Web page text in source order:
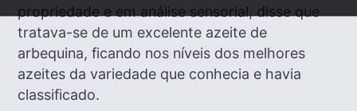
propriedade e em análise sensorial, disse que
tratava-se de um excelente azeite de
arbequina, ficando nos níveis dos melhores
azeites da variedade que conhecia e havia
classificado.